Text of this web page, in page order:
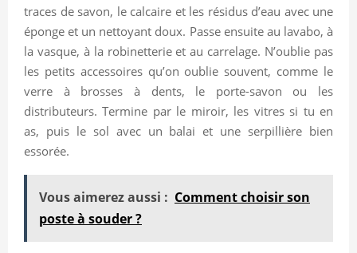
traces de savon, le calcaire et les résidus d’eau avec une
éponge et un nettoyant doux. Passe ensuite au lavabo, à
la vasque, à la robinetterie et au carrelage. N’oublie pas
les petits accessoires qu’on oublie souvent, comme le
verre à brosses à dents, le porte-savon ou les
distributeurs. Termine par le miroir, les vitres si tu en
as, puis le sol avec un balai et une serpillière bien
essorée.
Vous aimerez aussi : Comment choisir son
poste à souder ?